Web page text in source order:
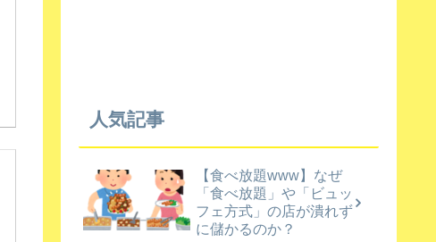
人気記事
【食べ放題www】なぜ
「食べ放題」や「ビュッ
フェ方式」の店が潰れず
に儲かるのか？